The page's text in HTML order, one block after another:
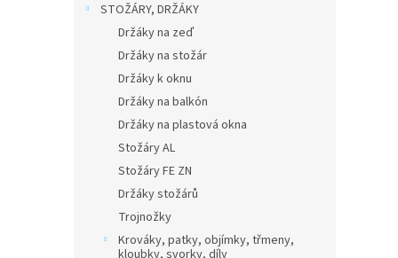
STOŽÁRY, DRŽÁKY
Držáky na zeď
Držáky na stožár
Držáky k oknu
Držáky na balkón
Držáky na plastová okna
Stožáry AL
Stožáry FE ZN
Držáky stožárů
Trojnožky
Krováky, patky, objímky, třmeny,
kloubky, svorky, díly